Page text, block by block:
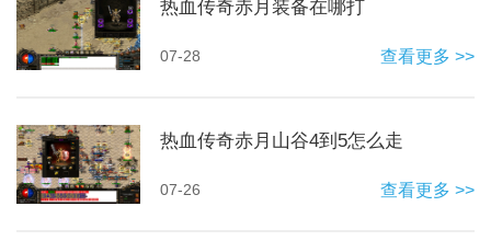
热血传奇赤月装备在哪打
07-28 查看更多 >>
热血传奇赤月山谷4到5怎么走
07-26 查看更多 >>